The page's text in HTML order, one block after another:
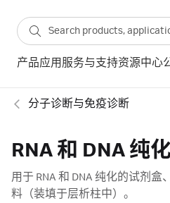
产品应用 服务与支持资源中心
分子诊断与免疫诊断
RNA 和 DNA 纯
用于 RNA 和 DNA 纯化的试剂
料（装填于层析柱中）。